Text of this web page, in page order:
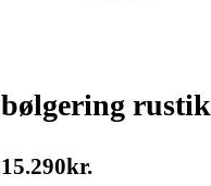
bølgering rustik
15.290kr.